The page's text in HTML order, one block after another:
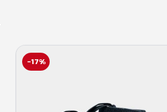
-17%